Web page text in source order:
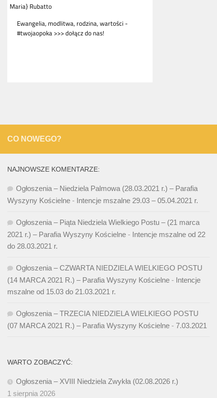
CO NOWEGO?
NAJNOWSZE KOMENTARZE:
Ogłoszenia – Niedziela Palmowa (28.03.2021 r.) – Parafia
Wyszyny Kościelne - Intencje mszalne 29.03 – 05.04.2021 r.
Ogłoszenia – Piąta Niedziela Wielkiego Postu – (21 marca
2021 r.) – Parafia Wyszyny Kościelne - Intencje mszalne od 22
do 28.03.2021 r.
Ogłoszenia – CZWARTA NIEDZIELA WIELKIEGO POSTU
(14 MARCA 2021 R.) – Parafia Wyszyny Kościelne - Intencje
mszalne od 15.03 do 21.03.2021 r.
Ogłoszenia – TRZECIA NIEDZIELA WIELKIEGO POSTU
(07 MARCA 2021 R.) – Parafia Wyszyny Kościelne - 7.03.2021
WARTO ZOBACZYĆ:
Ogłoszenia – XVIII Niedziela Zwykła (02.08.2026 r.)
1 sierpnia 2026